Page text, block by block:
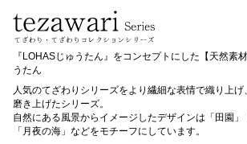
『LOHASじゅうたん』をコンセプトにした【天然素
うたん
人気のてざわりシリーズをより繊細な表情で織り上
磨き上げたシリーズ。
自然にある風景からイメージしたデザインは「田園」
「月夜の海」などをモチーフにしています。